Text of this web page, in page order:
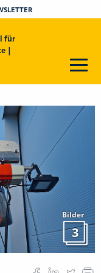
für
|
Bilder
3